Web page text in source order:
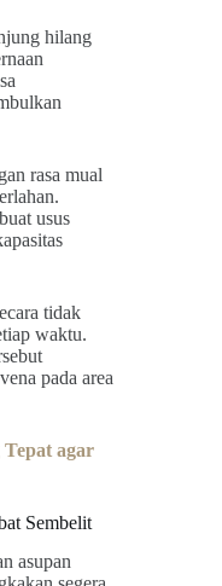
hilang
rasa mual
usus
tidak
waktu.
pada area
agar
Sembelit
asupan